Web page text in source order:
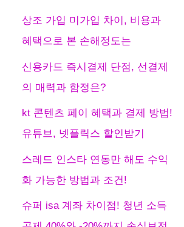
상조 가입 미가입 차이, 비용과
혜택으로 본 손해정도는
신용카드 즉시결제 단점, 선결제
의 매력과 함정은?
kt 콘텐츠 페이 혜택과 결제 방법!
유튜브, 넷플릭스 할인받기
스레드 인스타 연동만 해도 수익
화 가능한 방법과 조건!
슈퍼 isa 계좌 차이점! 청년 소득